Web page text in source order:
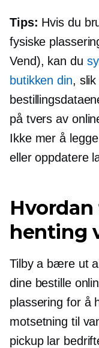
Tips: Hvis du
fysiske
Vend), kan du
butikken din,
på tvers av
Ikke mer å
eller oppdatere
henting
Tilby a bære ut
dine bestille
plassering for å
motsetning til
pickup lar